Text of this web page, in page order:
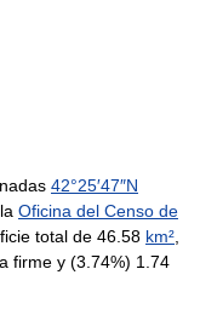
42°25′47″N
Oficina del Censo de
total de 46.58 km²
firme y (3.74%) 1.74